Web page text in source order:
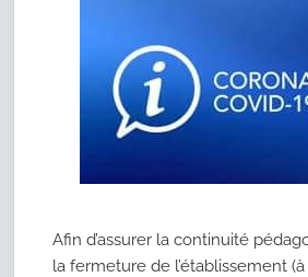
Afin d’assurer la continuité
la fermeture de l’établissement